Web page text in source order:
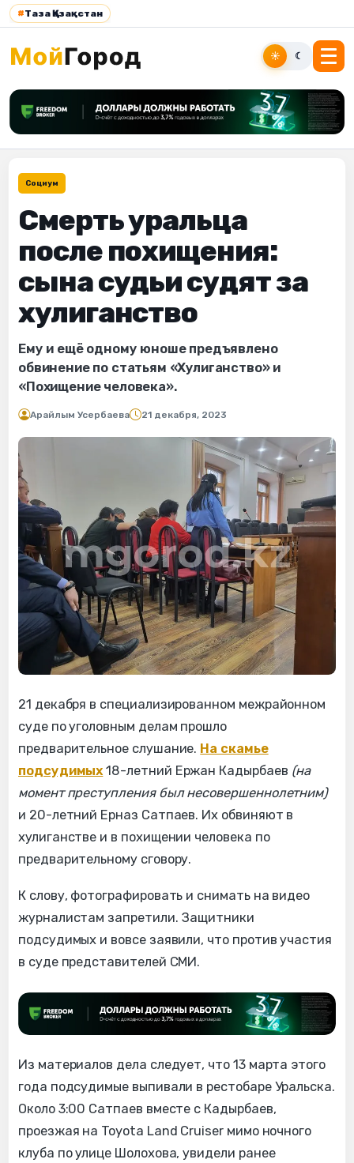
#Таза Қазақстан
☀ ☾
Социум
Смерть уральца
после похищения:
сына судьи судят за
хулиганство
Ему и ещё одному юноше предъявлено
обвинение по статьям «Хулиганство» и
«Похищение человека».
Арайлым Усербаева 21 декабря, 2023
21 декабря в специализированном межрайонном
суде по уголовным делам прошло
предварительное слушание. На скамье
подсудимых 18-летний Ержан Кадырбаев (на
момент преступления был несовершеннолетним)
и 20-летний Ерназ Сатпаев. Их обвиняют в
хулиганстве и в похищении человека по
предварительному сговору.
К слову, фотографировать и снимать на видео
журналистам запретили. Защитники
подсудимых и вовсе заявили, что против участия
в суде представителей СМИ.
Из материалов дела следует, что 13 марта этого
года подсудимые выпивали в рестобаре Уральска.
Около 3:00 Сатпаев вместе с Кадырбаев,
проезжая на Toyota Land Cruiser мимо ночного
клуба по улице Шолохова, увидели ранее